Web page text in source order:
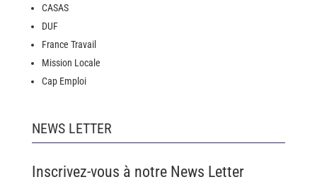
CASAS
DUF
France Travail
Mission Locale
Cap Emploi
NEWS LETTER
Inscrivez-vous à notre News Letter